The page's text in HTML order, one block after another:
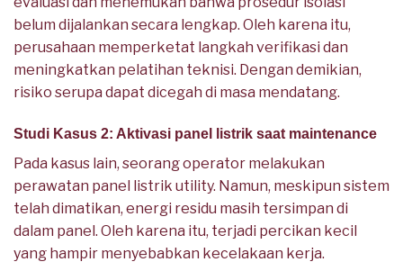
belum dijalankan secara lengkap. Oleh karena itu,
perusahaan memperketat langkah verifikasi dan
meningkatkan pelatihan teknisi. Dengan demikian,
risiko serupa dapat dicegah di masa mendatang.
Studi Kasus 2: Aktivasi panel listrik saat maintenance
Pada kasus lain, seorang operator melakukan
perawatan panel listrik utility. Namun, meskipun sistem
telah dimatikan, energi residu masih tersimpan di
dalam panel. Oleh karena itu, terjadi percikan kecil
yang hampir menyebabkan kecelakaan kerja.